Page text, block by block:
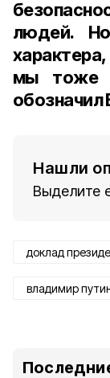
людей.
мы тоже
обозначил
Нашли
Выделите
доклад
владимир